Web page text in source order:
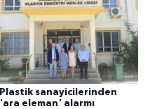
Plastik sanayicilerinden
'ara eleman' alarmı